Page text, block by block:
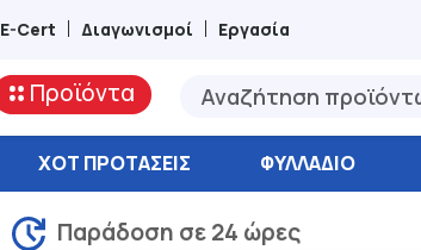
E-Cert Διαγωνισμοί Εργασία
Προϊόντα
ΧΟΤ ΠΡΟΤΆΣΕΙΣ ΦΥΛΛΆΔΙΟ
Παράδοση σε 24 ώρες